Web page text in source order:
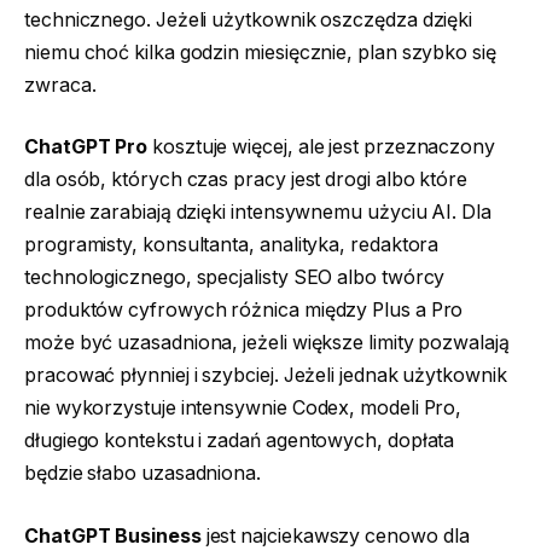
technicznego. Jeżeli użytkownik oszczędza dzięki
niemu choć kilka godzin miesięcznie, plan szybko się
zwraca.
ChatGPT Pro kosztuje więcej, ale jest przeznaczony
dla osób, których czas pracy jest drogi albo które
realnie zarabiają dzięki intensywnemu użyciu AI. Dla
programisty, konsultanta, analityka, redaktora
technologicznego, specjalisty SEO albo twórcy
produktów cyfrowych różnica między Plus a Pro
może być uzasadniona, jeżeli większe limity pozwalają
pracować płynniej i szybciej. Jeżeli jednak użytkownik
nie wykorzystuje intensywnie Codex, modeli Pro,
długiego kontekstu i zadań agentowych, dopłata
będzie słabo uzasadniona.
ChatGPT Businessjest najciekawszy cenowo dla